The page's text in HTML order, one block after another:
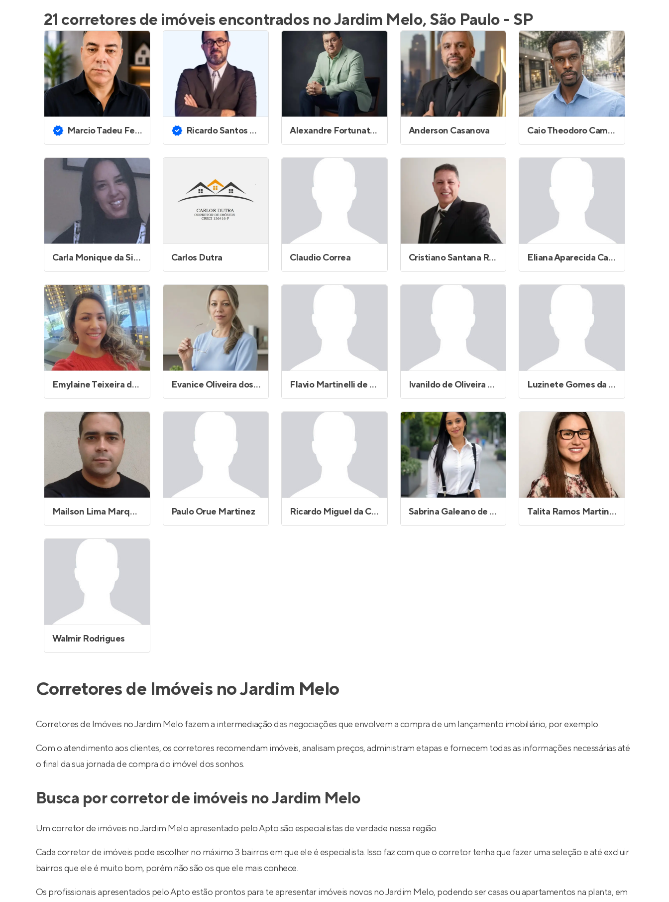
Entrar no Apto
21 corretores de imóveis encontrados no Jardim Melo, São Paulo - SP
Marcio Tadeu Ferreira Ricardo Santos da Poca Alexandre Fortunato Cardoso do Nascimento Anderson Casanova Caio Theodoro Campos
Carla Monique da Silva Figueiredo Carlos Dutra Claudio Correa Cristiano Santana Reis Eliana Aparecida Cardoso Cavalari
Emylaine Teixeira de Souza Evanice Oliveira dos Santos Flavio Martinelli de Freitas Pedro Ivanildo de Oliveira Silva Luzinete Gomes da Silva de Souza
Mailson Lima Marques Paulo Orue Martinez Ricardo Miguel da Costa Sabrina Galeano de Oliveira Talita Ramos Martins Maximiano
Walmir Rodrigues
Corretores de Imóveis no Jardim Melo
Corretores de Imóveis no Jardim Melo fazem a intermediação das negociações que envolvem a compra de um lançamento imobiliário, por exemplo.
Com o atendimento aos clientes, os corretores recomendam imóveis, analisam preços, administram etapas e fornecem todas as informações necessárias até
o final da sua jornada de compra do imóvel dos sonhos.
Busca por corretor de imóveis no Jardim Melo
Um corretor de imóveis no Jardim Melo apresentado pelo Apto são especialistas de verdade nessa região.
Cada corretor de imóveis pode escolher no máximo 3 bairros em que ele é especialista. Isso faz com que o corretor tenha que fazer uma seleção e até excluir
bairros que ele é muito bom, porém não são os que ele mais conhece.
Os profissionais apresentados pelo Apto estão prontos para te apresentar imóveis novos no Jardim Melo, podendo ser casas ou apartamentos na planta, em